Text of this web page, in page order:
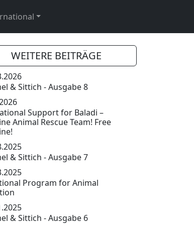
WEITERE BEITRÄGE
& Sittich - Ausgabe 8
Support for Baladi –
Animal Rescue Team! Free
& Sittich - Ausgabe 7
Program for Animal
& Sittich - Ausgabe 6